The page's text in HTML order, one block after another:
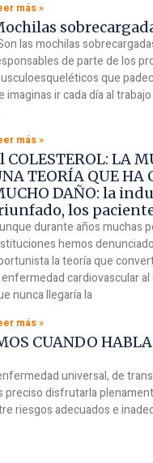
más »
las mochilas
de parte de los
que
imaginas ir cada día al
más »
COLESTEROL: LA
TEORÍA QUE HA
DAÑO: la
los
durante años muchas
hemos
la teoría que
enfermedad cardiovascular
nunca llegaría la
más »
CUANDO
universal, de
preciso disfrutarla
riesgos adecuados e